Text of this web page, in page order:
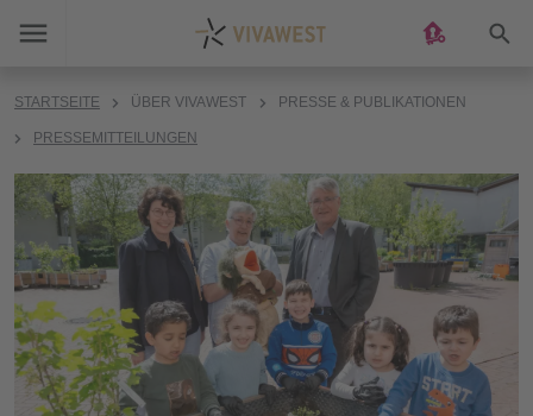
STARTSEITE ÜBER VIVAWEST PRESSE & PUBLIKATIONEN
PRESSEMITTEILUNGEN